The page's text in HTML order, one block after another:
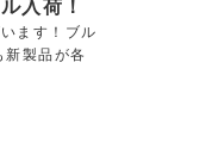
入荷！
ます！ブル
新製品が各